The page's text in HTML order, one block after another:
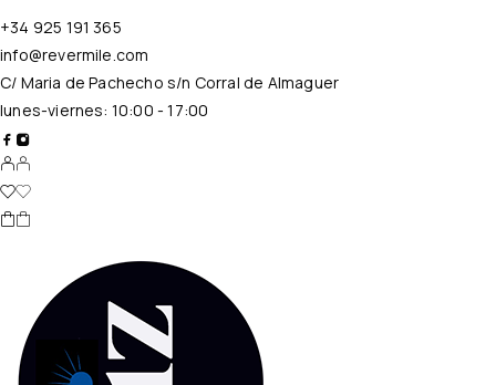
+34 925 191 365
info@revermile.com
C/ Maria de Pachecho s/n Corral de Almaguer
lunes-viernes: 10:00 - 17:00